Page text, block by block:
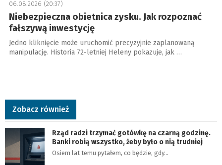
06.08.2026 (20:37)
Niebezpieczna obietnica zysku. Jak rozpoznać
fałszywą inwestycję
Jedno kliknięcie może uruchomić precyzyjnie zaplanowaną
manipulację. Historia 72-letniej Heleny pokazuje, jak …
Zobacz również
Rząd radzi trzymać gotówkę na czarną godzinę.
Banki robią wszystko, żeby było o nią trudniej
Osiem lat temu pytałem, co będzie, gdy…